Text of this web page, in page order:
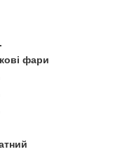
фари